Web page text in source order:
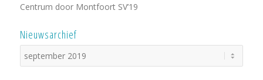
Centrum door Montfoort SV’19
Nieuwsarchief